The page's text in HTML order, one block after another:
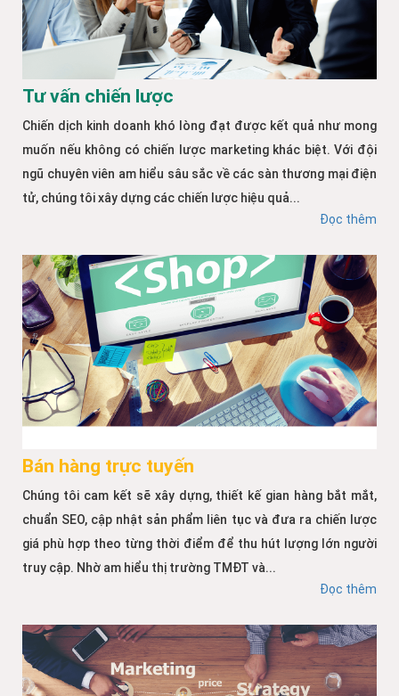
Tư vấn chiến lược
Chiến dịch kinh doanh khó lòng đạt được kết quả như mong
muốn nếu không có chiến lược marketing khác biệt. Với đội
ngũ chuyên viên am hiểu sâu sắc về các sàn thương mại điện
tử, chúng tôi xây dựng các chiến lược hiệu quả...
Đọc thêm
Bán hàng trực tuyến
Chúng tôi cam kết sẽ xây dựng, thiết kế gian hàng bắt mắt,
chuẩn SEO, cập nhật sản phẩm liên tục và đưa ra chiến lược
giá phù hợp theo từng thời điểm để thu hút lượng lớn người
truy cập. Nhờ am hiểu thị trường TMĐT và...
Đọc thêm